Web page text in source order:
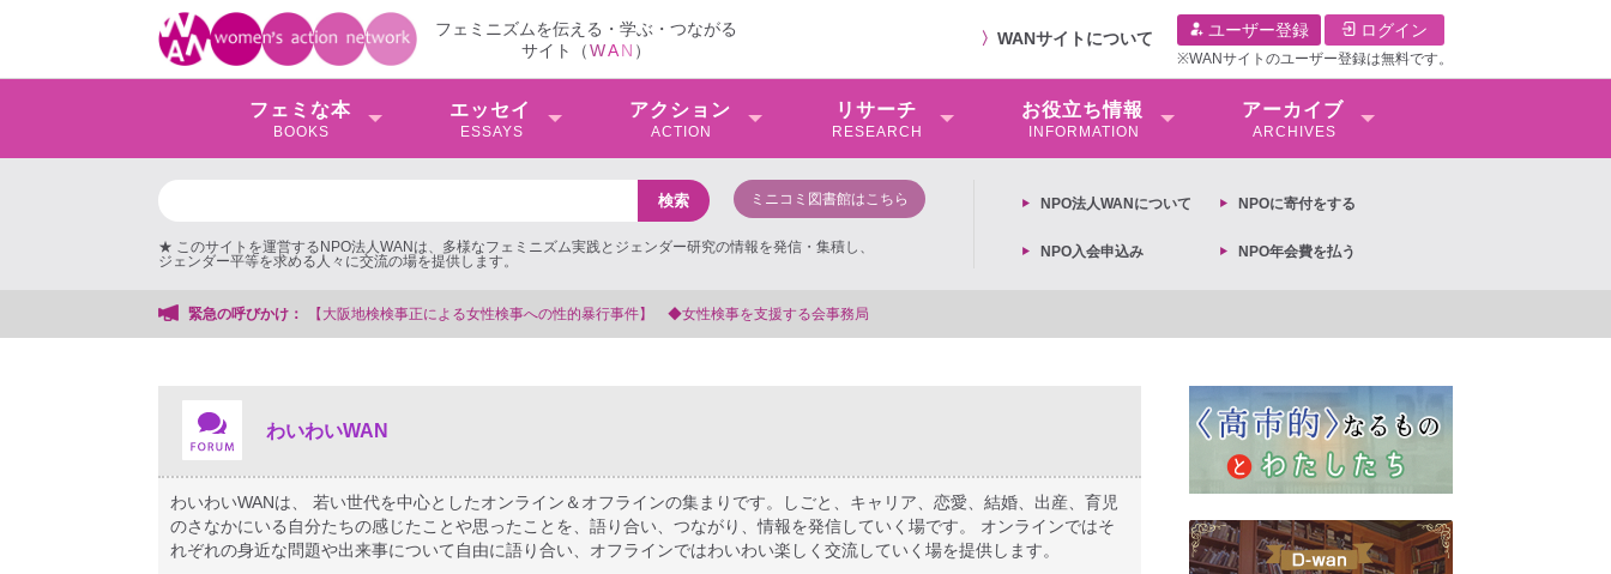
フェミニズムを伝える・学ぶ・つながる
サイト（WAN ）
〉 WANサイトについて ユーザー登録 ログイン
※WANサイトのユーザー登録は無料です。
フェミな本
BOOKS
エッセイ
ESSAYS
アクション
ACTION
リサーチ
RESEARCH
お役⽴ち情報
INFORMATION
アーカイブ
ARCHIVES
ミニコミ図書館はこちら
★ このサイトを運営するNPO法人WANは、多様なフェミニズム実践とジェンダー研究の情報を発信・集積し、
ジェンダー平等を求める人々に交流の場を提供します。
NPO法⼈WANについて NPOに寄付をする
NPO入会申込み NPO年会費を払う
緊急の呼びかけ： 【抗議文】2026年3月13日第6次男女共同参画基本計画の閣議決定への抗議文 ◆女性差別撤廃条約実現アクション 亀永能布子
わいわいWAN
わいわいWANは、 若い世代を中心としたオンライン＆オフラインの集まりです。しごと、キャリア、恋愛、結婚、出産、育児
のさなかにいる自分たちの感じたことや思ったことを、語り合い、つながり、情報を発信していく場です。 オンラインではそ
れぞれの身近な問題や出来事について自由に語り合い、オフラインではわいわい楽しく交流していく場を提供します。